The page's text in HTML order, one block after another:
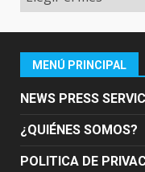
MENÚ PRINCIPAL
NEWS PRESS
¿QUIÉNES SOMOS?
POLITICA DE